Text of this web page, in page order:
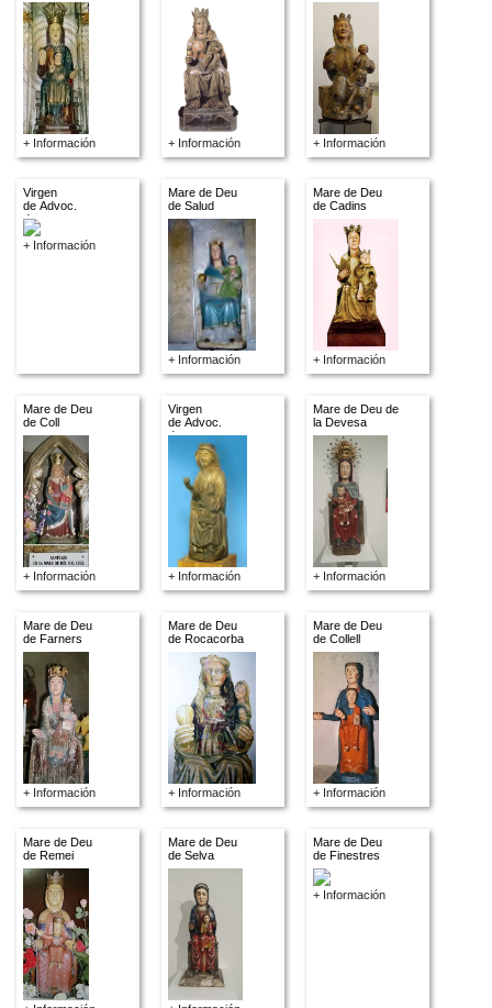
+ Información + Información + Información
Virgen
de Advoc.
descon.
+ Información
Mare de Deu
de Salud
+ Información
Mare de Deu
de Cadins
+ Información
Mare de Deu
de Coll
+ Información
Virgen
de Advoc.
descon.
+ Información
Mare de Deu de
la Devesa
+ Información
Mare de Deu
de Farners
+ Información
Mare de Deu
de Rocacorba
+ Información
Mare de Deu
de Collell
+ Información
Mare de Deu
de Remei
Mare de Deu
de Selva
Mare de Deu
de Finestres
+ Información